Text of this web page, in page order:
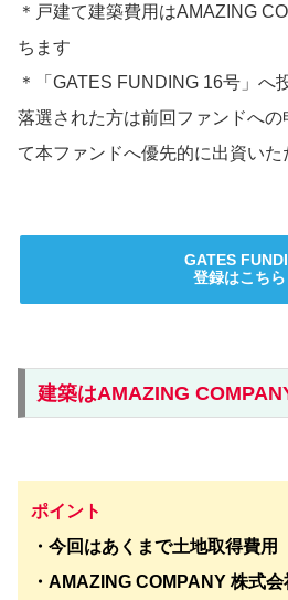
＊戸建て建築費用はAMAZING
ちます
＊「GATES FUNDING 16号」へ
落選された方は前回ファンドへ
て本ファンドへ優先的に出資いた
GATES
登録はこちら
建築はAMAZING
ポイント
・今回はあくまで土地取得費用
・AMAZING COMPANY 株式